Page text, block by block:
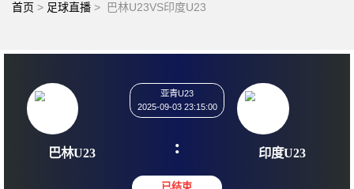
首页 > 足球直播 > 巴林U23VS印度U23
2025-09-03 23:15:00